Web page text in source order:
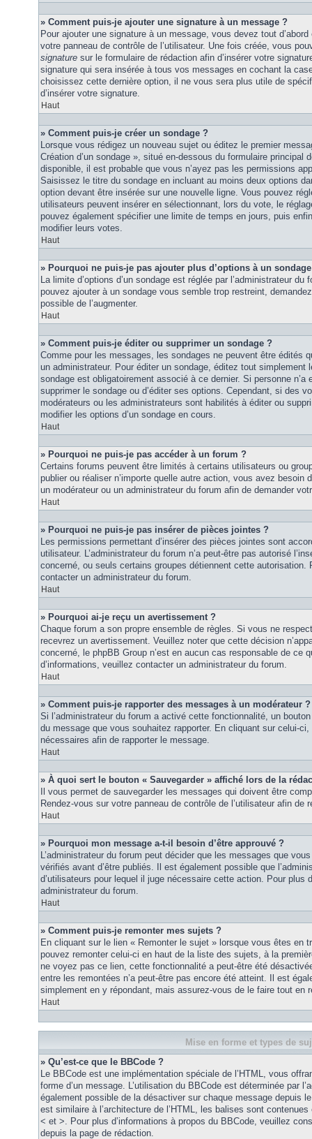
» Comment puis-je ajouter une signature à un message ?
Pour ajouter une signature à un message, vous devez tout d’abord
votre panneau de contrôle de l’utilisateur. Une fois créée, vous
signature sur le formulaire de rédaction afin d’insérer votre
signature qui sera insérée à tous vos messages en cochant la
choisissez cette dernière option, il ne vous sera plus utile de
d’insérer votre signature.
Haut
» Comment puis-je créer un sondage ?
Lorsque vous rédigez un nouveau sujet ou éditez le premier
Création d’un sondage », situé en-dessous du formulaire principal
disponible, il est probable que vous n’ayez pas les permissions
Saisissez le titre du sondage en incluant au moins deux options
option devant être insérée sur une nouvelle ligne. Vous pouvez
utilisateurs peuvent insérer en sélectionnant, lors du vote, le
pouvez également spécifier une limite de temps en jours, puis
modifier leurs votes.
Haut
» Pourquoi ne puis-je pas ajouter plus d’options à un
La limite d’options d’un sondage est réglée par l’administrateur
pouvez ajouter à un sondage vous semble trop restreint,
possible de l’augmenter.
Haut
» Comment puis-je éditer ou supprimer un sondage ?
Comme pour les messages, les sondages ne peuvent être édités
un administrateur. Pour éditer un sondage, éditez tout simplement
sondage est obligatoirement associé à ce dernier. Si personne
supprimer le sondage ou d’éditer ses options. Cependant, si des
modérateurs ou les administrateurs sont habilités à éditer ou
modifier les options d’un sondage en cours.
Haut
» Pourquoi ne puis-je pas accéder à un forum ?
Certains forums peuvent être limités à certains utilisateurs ou
publier ou réaliser n’importe quelle autre action, vous avez besoin
un modérateur ou un administrateur du forum afin de demander
Haut
» Pourquoi ne puis-je pas insérer de pièces jointes ?
Les permissions permettant d’insérer des pièces jointes sont
utilisateur. L’administrateur du forum n’a peut-être pas autorisé
concerné, ou seuls certains groupes détiennent cette autorisation.
contacter un administrateur du forum.
Haut
» Pourquoi ai-je reçu un avertissement ?
Chaque forum a son propre ensemble de règles. Si vous ne
recevrez un avertissement. Veuillez noter que cette décision
concerné, le phpBB Group n’est en aucun cas responsable de ce
d’informations, veuillez contacter un administrateur du forum.
Haut
» Comment puis-je rapporter des messages à un modérateur ?
Si l’administrateur du forum a activé cette fonctionnalité, un
du message que vous souhaitez rapporter. En cliquant sur celui-
nécessaires afin de rapporter le message.
Haut
» À quoi sert le bouton « Sauvegarder » affiché lors de la
Il vous permet de sauvegarder les messages qui doivent être
Rendez-vous sur votre panneau de contrôle de l’utilisateur afin de
Haut
» Pourquoi mon message a-t-il besoin d’être approuvé ?
L’administrateur du forum peut décider que les messages que
vérifiés avant d’être publiés. Il est également possible que
d’utilisateurs pour lequel il juge nécessaire cette action. Pour plus
administrateur du forum.
Haut
» Comment puis-je remonter mes sujets ?
En cliquant sur le lien « Remonter le sujet » lorsque vous êtes en
pouvez remonter celui-ci en haut de la liste des sujets, à la
ne voyez pas ce lien, cette fonctionnalité a peut-être été
entre les remontées n’a peut-être pas encore été atteint. Il est
simplement en y répondant, mais assurez-vous de le faire tout en
Haut
Mise en forme et types de
» Qu’est-ce que le BBCode ?
Le BBCode est une implémentation spéciale de l’HTML, vous
forme d’un message. L’utilisation du BBCode est déterminée par
également possible de la désactiver sur chaque message depuis
est similaire à l’architecture de l’HTML, les balises sont
< et >. Pour plus d’informations à propos du BBCode, veuillez
depuis la page de rédaction.